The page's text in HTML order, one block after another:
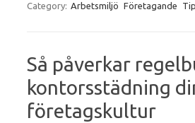
Category: Arbetsmiljö Företagande
Så påverkar
kontorsstädning
företagskultur